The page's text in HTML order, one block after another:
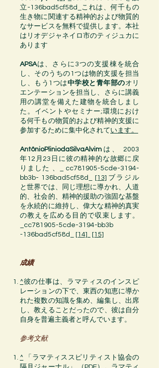
立-136bad5cf58d_これは、何千もの
生き物に関連する精神的および物質的
なサービスを無料で提供します。本社
は リオデジャネイロ市のティジュカ に
あります
APSAは、さらに3つの支援棟を統合
し、そのうちの1つは物的支援を担当
し、もう1つは中学校と 青年部のオリ
エンテーションを担当し、さらに講義
用の講堂を備えた建物を統合しまし
た。イベントやセミナー;環境におけ
る何千もの物質的および精神的支援に
参加するために集中化されています。
AntônioPliniodaSilvaAlvim は、 2003
年 12月23日 に彼の精神的な故郷に戻
りました 、_ cc781905-5cde-3194-
bb3b- 136bad5cf58d_ [13] ブラジル
と世界では、同じ理想に導かれ、人道
的、社会的、精神的援助の強固な基盤
を永続的に維持し、偉大な精神的真実
の教えを広める目的で収束します。
_cc781905-5cde-3194-bb3b
-136bad5cf58d_
[14] [15]
成績
^彼の仕事は、 ラマティス のインスピ
レーションの下で、東西の知恵に導か
れた複数の知識を集め、編集し、出席
し、教えることだったので、彼は自分
自身を普遍主義者と呼んでいます。
参考文献
^
「ラマティススピリティスト協会の